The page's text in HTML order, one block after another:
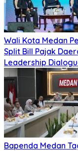
Wali Kota Medan
Split Bill Pajak
Leadership
Bapenda Medan